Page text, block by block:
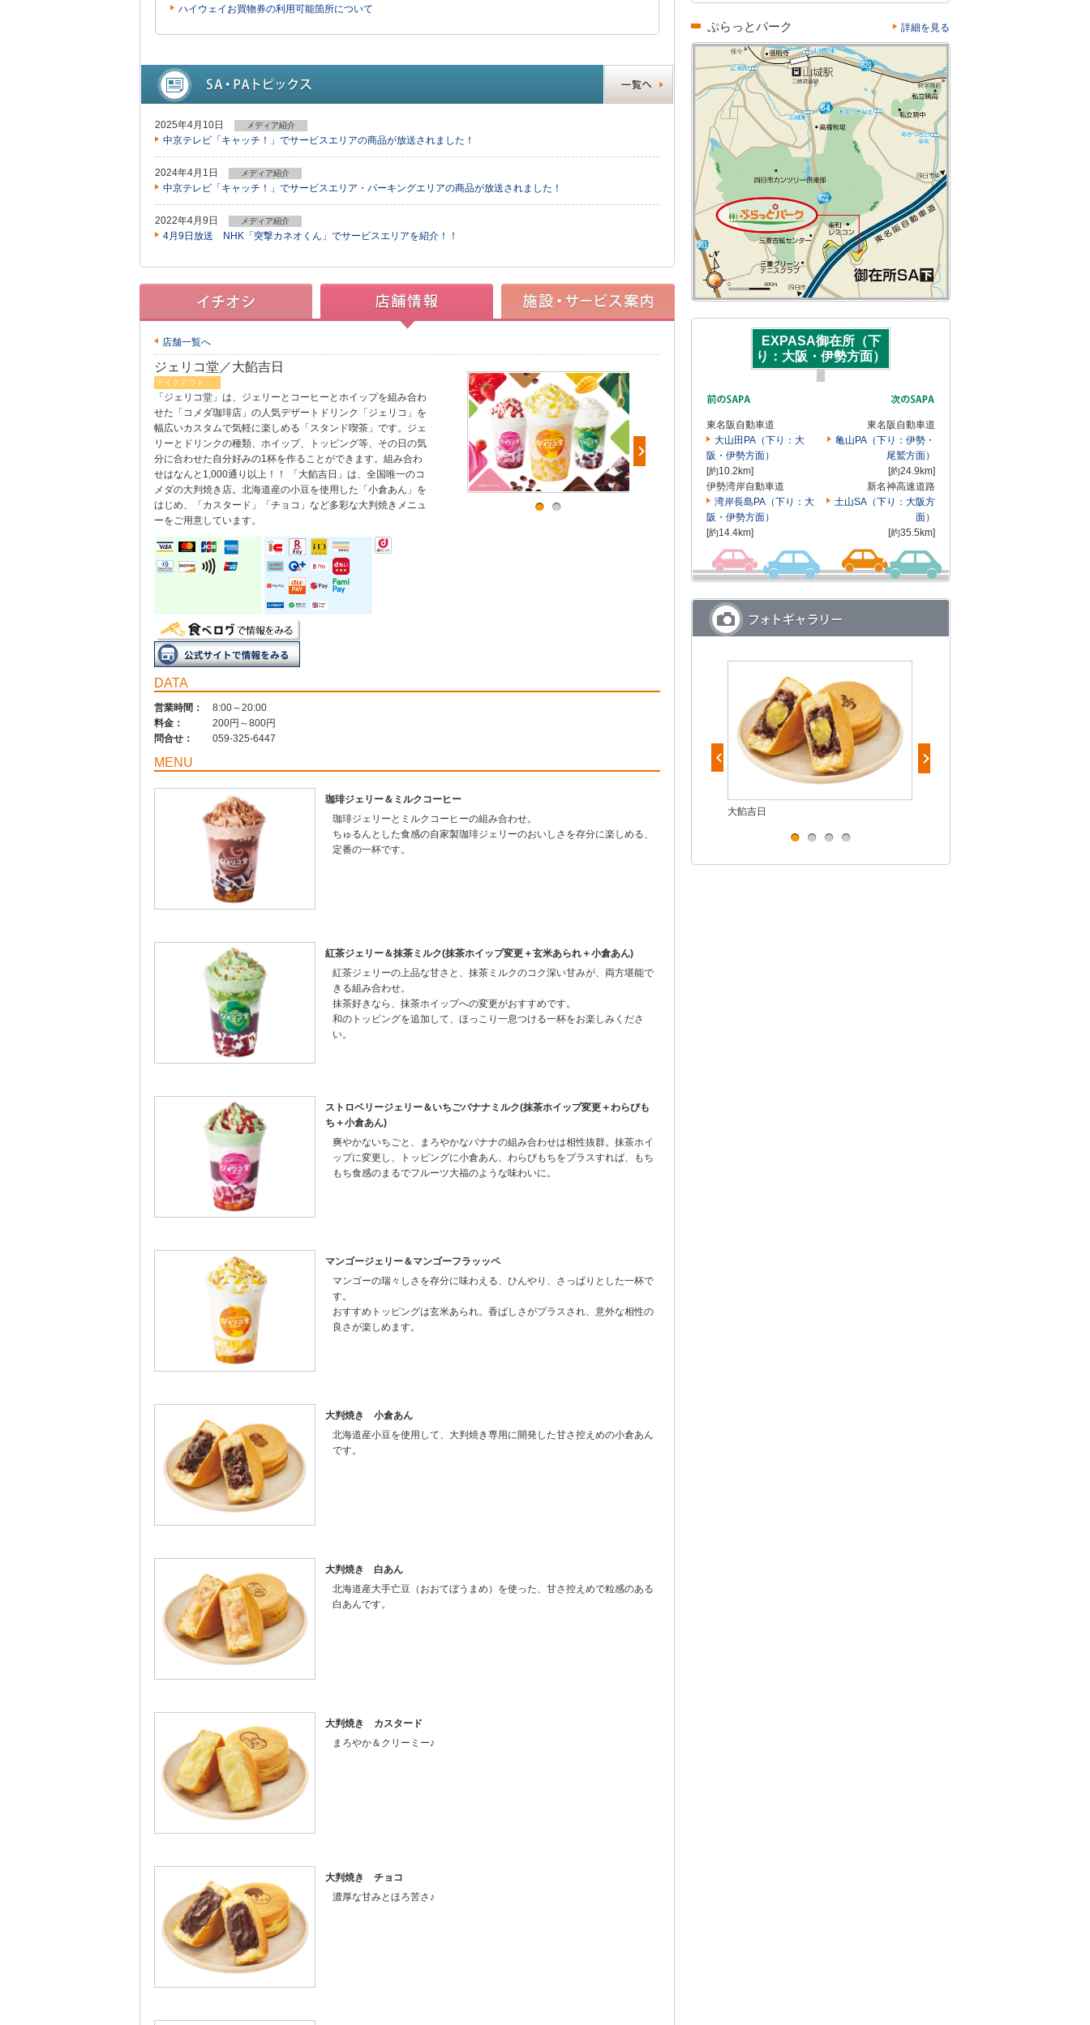
ハイウェイお買物券の利用可能箇所について
2025年4月10日 メディア紹介
中京テレビ「キャッチ！」でサービスエリアの商品が放送されました！
2024年4月1日 メディア紹介
中京テレビ「キャッチ！」でサービスエリア・パーキングエリアの商品が放送されました！
2022年4月9日 メディア紹介
4月9日放送 NHK「突撃カネオくん」でサービスエリアを紹介！！
店舗一覧へ
ジェリコ堂／大餡吉日
テイクアウト
「ジェリコ堂」は、ジェリーとコーヒーとホイップを組み合わ
せた「コメダ珈琲店」の人気デザートドリンク「ジェリコ」を
幅広いカスタムで気軽に楽しめる「スタンド喫茶」です。ジェ
リーとドリンクの種類、ホイップ、トッピング等、その日の気
分に合わせた自分好みの1杯を作ることができます。組み合わ
せはなんと1,000通り以上！！ 「大餡吉日」は、全国唯一のコ
メダの大判焼き店。北海道産の小豆を使用した「小倉あん」を
はじめ、「カスタード」「チョコ」など多彩な大判焼きメニュ
ーをご用意しています。
DATA
営業時間：
8:00～20:00
料金：
200円～800円
問合せ：
059-325-6447
MENU
珈琲ジェリー＆ミルクコーヒー
珈琲ジェリーとミルクコーヒーの組み合わせ。
ちゅるんとした食感の自家製珈琲ジェリーのおいしさを存分に楽しめる、
定番の一杯です。
紅茶ジェリー＆抹茶ミルク(抹茶ホイップ変更＋玄米あられ＋小倉あん)
紅茶ジェリーの上品な甘さと、抹茶ミルクのコク深い甘みが、両方堪能で
きる組み合わせ。
抹茶好きなら、抹茶ホイップへの変更がおすすめです。
和のトッピングを追加して、ほっこり一息つける一杯をお楽しみくださ
い。
ストロベリージェリー＆いちごバナナミルク(抹茶ホイップ変更＋わらびも
ち＋小倉あん)
爽やかないちごと、まろやかなバナナの組み合わせは相性抜群。抹茶ホイ
ップに変更し、トッピングに小倉あん、わらびもちをプラスすれば、もち
もち食感のまるでフルーツ大福のような味わいに。
マンゴージェリー＆マンゴーフラッッペ
マンゴーの瑞々しさを存分に味わえる、ひんやり、さっぱりとした一杯で
す。
おすすめトッピングは玄米あられ。香ばしさがプラスされ、意外な相性の
良さが楽しめます。
大判焼き 小倉あん
北海道産小豆を使用して、大判焼き専用に開発した甘さ控えめの小倉あん
です。
大判焼き 白あん
北海道産大手亡豆（おおてぼうまめ）を使った、甘さ控えめで粒感のある
白あんです。
大判焼き カスタード
まろやか＆クリーミー♪
大判焼き チョコ
濃厚な甘みとほろ苦さ♪
ぷらっとパーク 詳細を見る
EXPASA御在所（下
り：大阪・伊勢方面）
東名阪自動車道
大山田PA（下り：大
阪・伊勢方面）
[約10.2km]
伊勢湾岸自動車道
湾岸長島PA（下り：大
阪・伊勢方面）
[約14.4km]
東名阪自動車道
亀山PA（下り：伊勢・
尾鷲方面）
[約24.9km]
新名神高速道路
土山SA（下り：大阪方
面）
[約35.5km]
大餡吉日